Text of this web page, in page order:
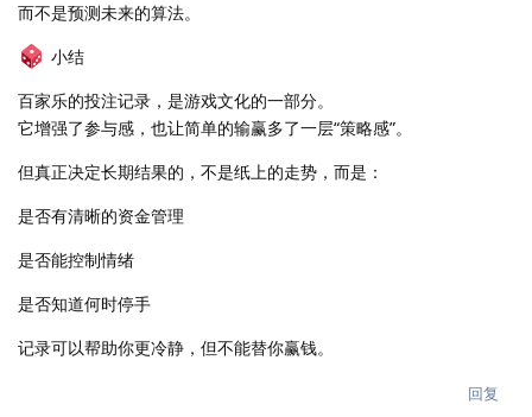
而不是预测未来的算法。
小结
百家乐的投注记录，是游戏文化的一部分。
它增强了参与感，也让简单的输赢多了一层“策略感”。
但真正决定长期结果的，不是纸上的走势，而是：
是否有清晰的资金管理
是否能控制情绪
是否知道何时停手
记录可以帮助你更冷静，但不能替你赢钱。
回复